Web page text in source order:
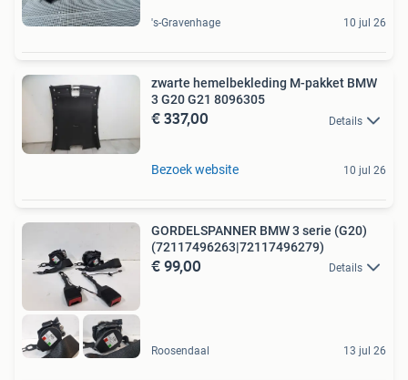
's-Gravenhage 10 jul 26
zwarte hemelbekleding M-pakket BMW
3 G20 G21 8096305
€ 337,00 Details
Bezoek website 10 jul 26
GORDELSPANNER BMW 3 serie (G20)
(72117496263|72117496279)
€ 99,00 Details
Roosendaal 13 jul 26